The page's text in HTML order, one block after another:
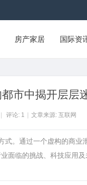
房产家居 国际资
市中揭开层层
评论: 1 文章来源: 互联网
。通过一个虚构的商业
面临的挑战、科技应用